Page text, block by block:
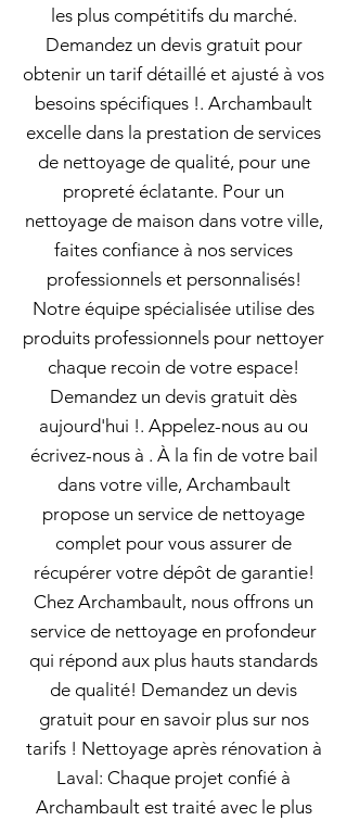
les plus compétitifs du marché.
Demandez un devis gratuit pour
obtenir un tarif détaillé et ajusté à vos
besoins spécifiques !. Archambault
excelle dans la prestation de services
de nettoyage de qualité, pour une
propreté éclatante. Pour un
nettoyage de maison dans votre ville,
faites confiance à nos services
professionnels et personnalisés!
Notre équipe spécialisée utilise des
produits professionnels pour nettoyer
chaque recoin de votre espace!
Demandez un devis gratuit dès
aujourd'hui !. Appelez-nous au ou
écrivez-nous à . À la fin de votre bail
dans votre ville, Archambault
propose un service de nettoyage
complet pour vous assurer de
récupérer votre dépôt de garantie!
Chez Archambault, nous offrons un
service de nettoyage en profondeur
qui répond aux plus hauts standards
de qualité! Demandez un devis
gratuit pour en savoir plus sur nos
tarifs ! Nettoyage après rénovation à
Laval: Chaque projet confié à
Archambault est traité avec le plus